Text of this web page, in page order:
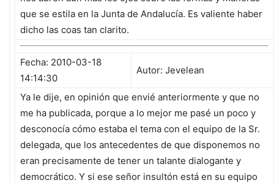
que se estila en la Junta de Andalucía. Es valiente haber
dicho las coas tan clarito.
Fecha: 2010-03-18
14:14:30
Autor: Jevelean
Ya le dije, en opinión que envié anteriormente y que no
me ha publicada, porque a lo mejor me pasé un poco y
desconocía cómo estaba el tema con el equipo de la Sr.
delegada, que los antecedentes de que disponemos no
eran precisamente de tener un talante dialogante y
democrático. Y si ese señor insultón está en su equipo